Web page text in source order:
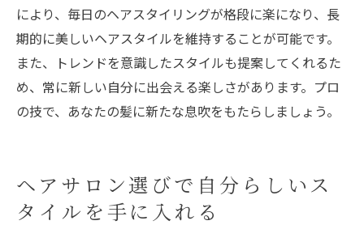
により、毎日のヘアスタイリングが格段に楽になり、長
期的に美しいヘアスタイルを維持することが可能です。
また、トレンドを意識したスタイルも提案してくれるた
め、常に新しい自分に出会える楽しさがあります。プロ
の技で、あなたの髪に新たな息吹をもたらしましょう。
ヘアサロン選びで自分らしいス
タイルを手に入れる